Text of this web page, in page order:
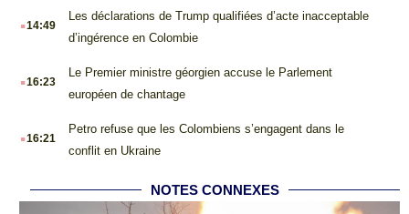
.14:49
Les déclarations de Trump qualifiées d’acte inacceptable
d’ingérence en Colombie
.16:23
Le Premier ministre géorgien accuse le Parlement
européen de chantage
.16:21
Petro refuse que les Colombiens s’engagent dans le
conflit en Ukraine
NOTES CONNEXES